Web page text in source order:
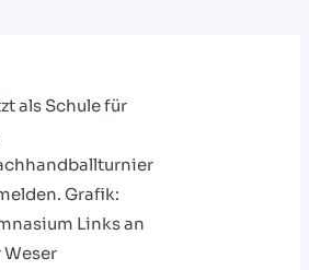
als Schule für
Grafik:
Links an
Weser